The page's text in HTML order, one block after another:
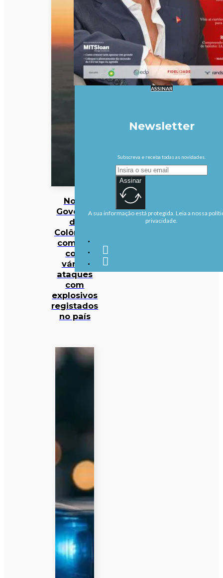
Novo
Governo
da
Colômbia
começa
com
vários
ataques
com
explosivos
registados
no país
ASSINAR
Newsletter
Subscreva e receba todas as novidades.
Assinar
A sua informação está protegida. Leia a nossa
privacidade.